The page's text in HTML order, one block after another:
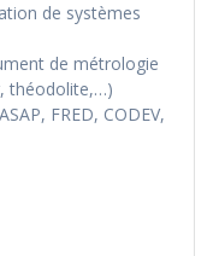
de systèmes
de métrologie
théodolite,…)
FRED, CODEV,